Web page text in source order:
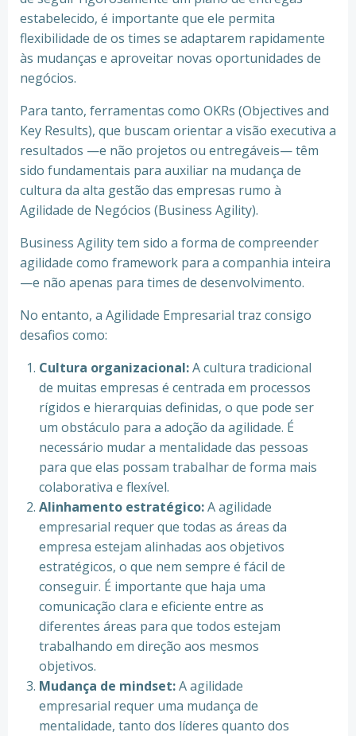
estabelecido, é importante que ele permita
flexibilidade de os times se adaptarem rapidamente
às mudanças e aproveitar novas oportunidades de
negócios.
Para tanto, ferramentas como OKRs (Objectives and
Key Results), que buscam orientar a visão executiva a
resultados —e não projetos ou entregáveis— têm
sido fundamentais para auxiliar na mudança de
cultura da alta gestão das empresas rumo à
Agilidade de Negócios (Business Agility).
Business Agility tem sido a forma de compreender
agilidade como framework para a companhia inteira
—e não apenas para times de desenvolvimento.
No entanto, a Agilidade Empresarial traz consigo
desafios como:
Cultura organizacional:A cultura tradicional
de muitas empresas é centrada em processos
rígidos e hierarquias definidas, o que pode ser
um obstáculo para a adoção da agilidade. É
necessário mudar a mentalidade das pessoas
para que elas possam trabalhar de forma mais
colaborativa e flexível.
Alinhamento estratégico:A agilidade
empresarial requer que todas as áreas da
empresa estejam alinhadas aos objetivos
estratégicos, o que nem sempre é fácil de
conseguir. É importante que haja uma
comunicação clara e eficiente entre as
diferentes áreas para que todos estejam
trabalhando em direção aos mesmos
objetivos.
Mudança de mindset:A agilidade
empresarial requer uma mudança de
mentalidade, tanto dos líderes quanto dos